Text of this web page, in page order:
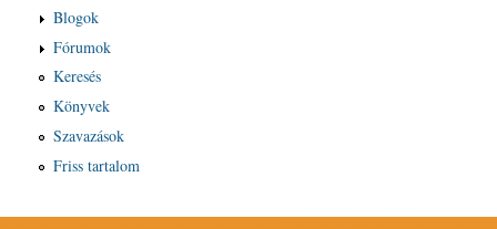
Blogok
Fórumok
Keresés
Könyvek
Szavazások
Friss tartalom